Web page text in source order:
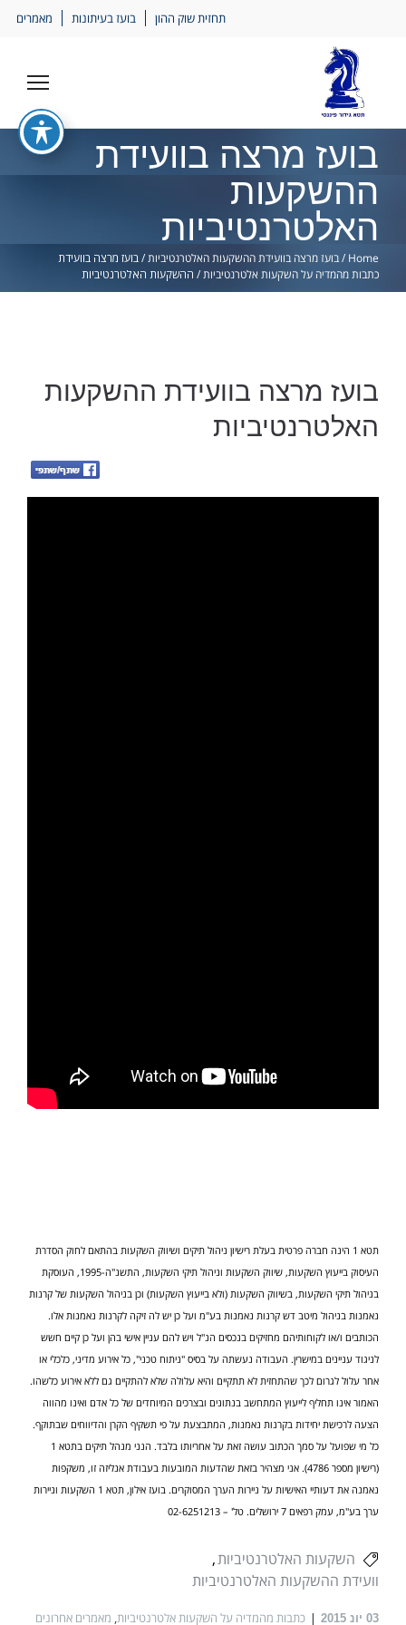
תחזית שוק ההון בועז בעיתונות מאמרים
בועז מרצה בוועידת
ההשקעות
האלטרנטיביות
Home
/בועז מרצה בוועידת ההשקעות האלטרנטיביות/
כתבות מהמדיה על השקעות אלטרנטיביות/
בועז מרצה בוועידת
ההשקעות האלטרנטיביות
בועז מרצה בוועידת ההשקעות
האלטרנטיביות
תטא 1 הינה חברה פרטית בעלת רישיון ניהול תיקים ושיווק השקעות בהתאם לחוק הסדרת
העיסוק בייעוץ השקעות, שיווק השקעות וניהול תיקי השקעות, התשנ"ה-1995, העוסקת
בניהול תיקי השקעות, בשיווק השקעות (ולא בייעוץ השקעות) וכן בניהול השקעות של קרנות
נאמנות בניהול מיטב דש קרנות נאמנות בע"מ ועל כן יש לה זיקה לקרנות נאמנות אלו.
הכותבים ו/או לקוחותיהם מחזיקים בנכסים הנ"ל ויש להם עניין אישי בהן ועל כן קיים חשש
לניגוד עניינים במישרין. העבודה נעשתה על בסיס "ניתוח טכני", כל אירוע מדיני, כלכלי או
אחר עלול לגרום לכך שהתחזית לא תתקיים והיא עלולה שלא להתקיים גם ללא אירוע כלשהו.
האמור אינו תחליף לייעוץ המתחשב בנתונים ובצרכים המיוחדים של כל אדם ואינו מהווה
הצעה לרכישת יחידות בקרנות נאמנות, המתבצעת על פי תשקיף הקרן והדיווחים שבתוקף.
כל מי שפועל על סמך הכתוב עושה זאת על אחריותו בלבד. הנני מנהל תיקים בתטא 1
(רישיון מספר 4786). אני מצהיר בזאת שהדעות המובעות בעבודת אנליזה זו, משקפות
נאמנה את דעותיי האישיות על ניירות הערך המסוקרים. בועז אילון, תטא 1 השקעות וניירות
ערך בע"מ, עמק רפאים 7 ירושלים. טל' – 02-6251213
השקעות האלטרנטיביות
וועידת ההשקעות האלטרנטיביות
03 יונ 2015 כתבות מהמדיה על השקעות אלטרנטיביות, מאמרים אחרונים